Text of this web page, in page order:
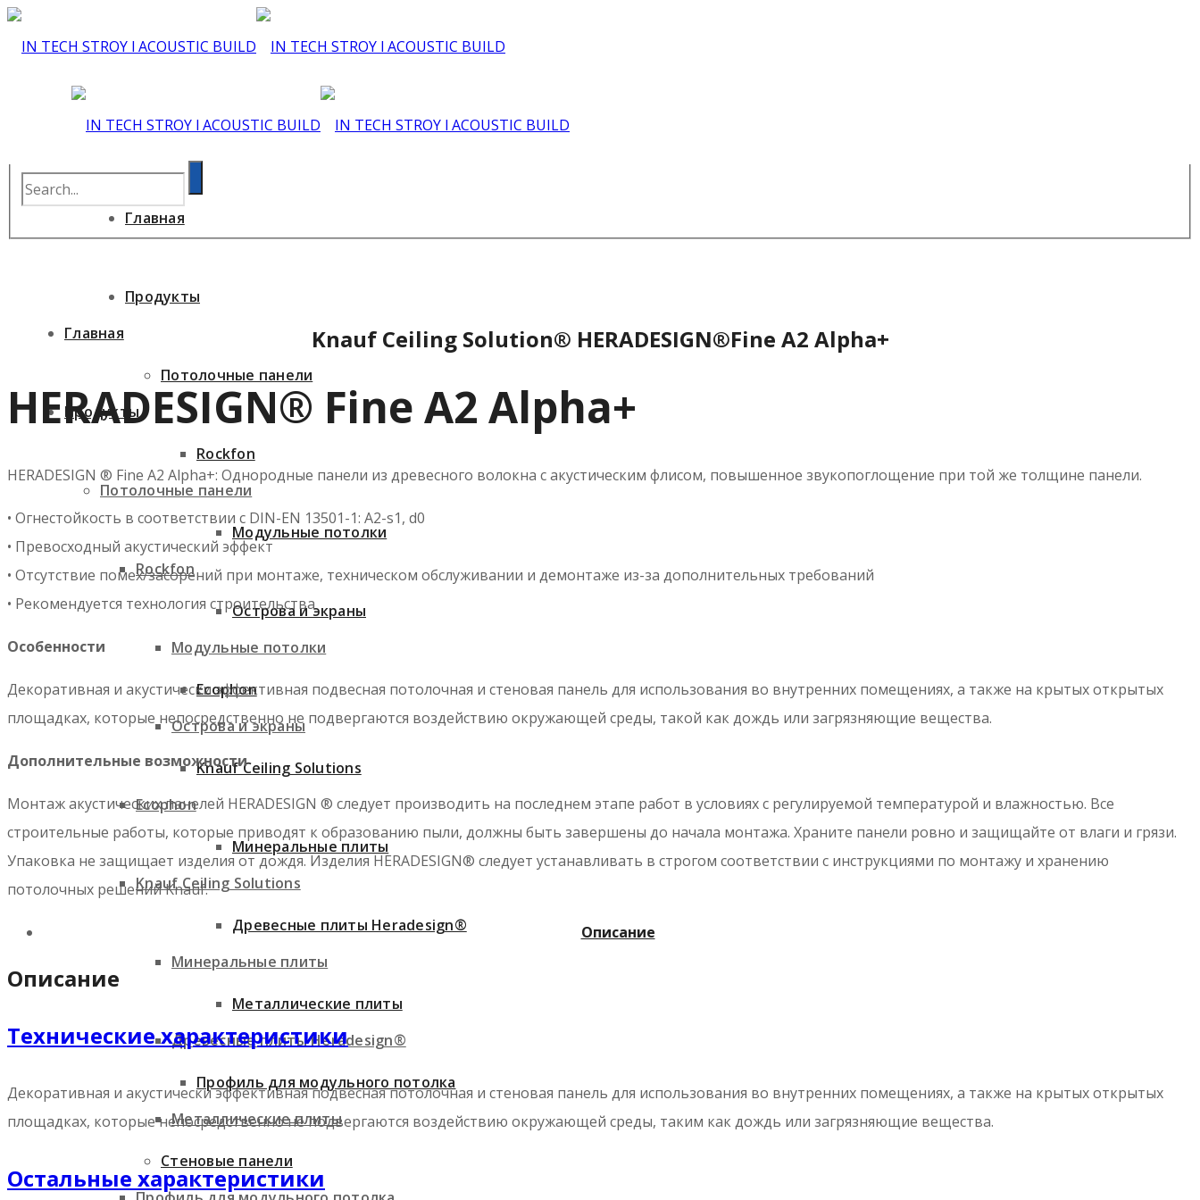
Главная
Продукты
Потолочные панели
Rockfon
Модульные потолки
Острова и экраны
Ecophon
Knauf Ceiling Solutions
Минеральные плиты
Древесные плиты Heradesign®
Металлические плиты
Главная
Продукты
Потолочные панели
Rockfon
Модульные потолки
Острова и экраны
Ecophon
Knauf Ceiling Solutions
Минеральные плиты
Древесные плиты Heradesign®
Металлические плиты
Профиль для модульного потолка
Стеновые панели
Knauf Ceiling Solution® HERADESIGN®Fine A2 Alpha+
HERADESIGN® Fine A2 Alpha+
HERADESIGN ® Fine A2 Alpha+: Однородные панели из древесного волокна с акустическим флисом, повышенное звукопоглощение при той же толщине панели.
• Огнестойкость в соответствии с DIN-EN 13501-1: A2-s1, d0
• Превосходный акустический эффект
• Отсутствие помех/засорений при монтаже, техническом обслуживании и демонтаже из-за дополнительных требований
• Рекомендуется технология строительства
Особенности
Декоративная и акустически эффективная подвесная потолочная и стеновая панель для использования во внутренних помещениях, а также на крытых открытых
площадках, которые непосредственно не подвергаются воздействию окружающей среды, такой как дождь или загрязняющие вещества.
Дополнительные возможности
Монтаж акустических панелей HERADESIGN ® следует производить на последнем этапе работ в условиях с регулируемой температурой и влажностью. Все
строительные работы, которые приводят к образованию пыли, должны быть завершены до начала монтажа. Храните панели ровно и защищайте от влаги и грязи.
Упаковка не защищает изделия от дождя. Изделия HERADESIGN® следует устанавливать в строгом соответствии с инструкциями по монтажу и хранению
потолочных решений Knauf.
Описание
Описание
Технические характеристики
Декоративная и акустически эффективная подвесная потолочная и стеновая панель для использования во внутренних помещениях, а также на крытых открытых
площадках, которые непосредственно не подвергаются воздействию окружающей среды, таким как дождь или загрязняющие вещества.
Остальные характеристики